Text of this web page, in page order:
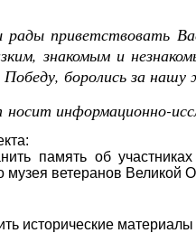
приветствовать
знакомым и
боролись за
информационно-
память об участниках
музея ветеранов Великой
материалы